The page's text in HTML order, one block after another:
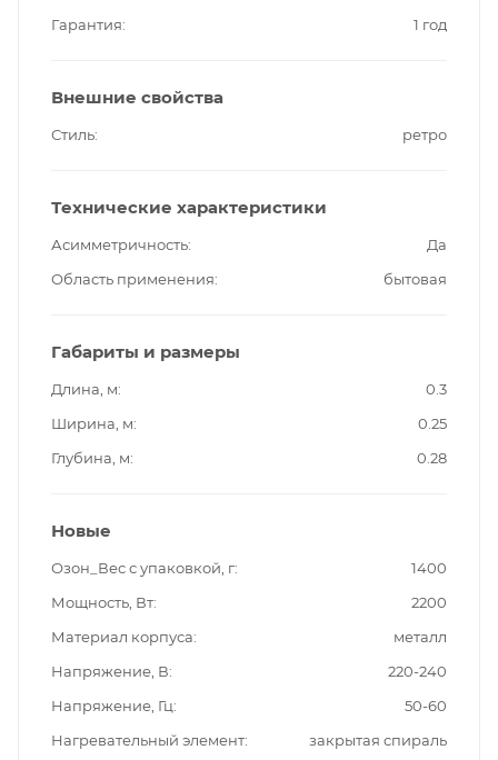
Гарантия
1 год
Внешние свойства
Стиль ретро
Технические характеристики
Асимметричность
Да
Область применения
бытовая
Габариты и размеры
Длина, м
0.3
Ширина, м
0.25
Глубина, м
0.28
Новые
Озон_Вес с упаковкой, г
1400
Мощность, Вт
2200
Материал корпуса
металл
Напряжение, В
220-240
Напряжение, Гц
50-60
Нагревательный элемент
закрытая спираль